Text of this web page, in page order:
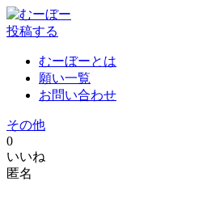
投稿する
むーぼーとは
願い一覧
お問い合わせ
その他
0
いいね
匿名